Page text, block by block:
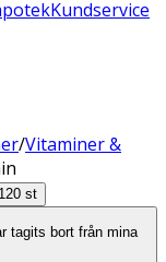
Kundservice
/Vitaminer &
tagits bort från mina